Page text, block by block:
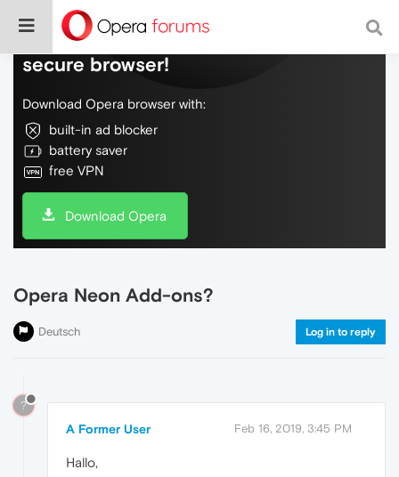
Do more on the web, with a fast and
secure browser!
Download Opera browser with:
built-in ad blocker
battery saver
free VPN
Download Opera
Opera Neon Add-ons?
Deutsch Log in to reply
?
A Former User Feb 16, 2019, 3:45 PM
Hallo,